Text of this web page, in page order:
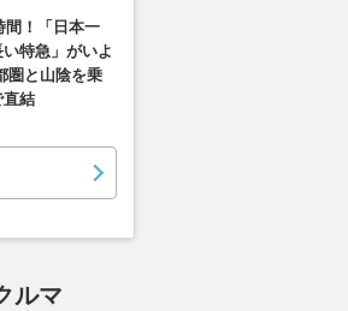
間！「日本一
特急」がいよ
圏と山陰を乗
直結
ルマ